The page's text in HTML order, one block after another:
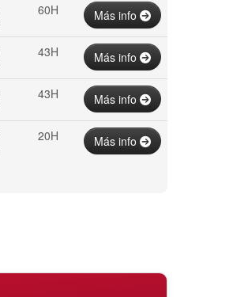
60H Más info
43H Más info
43H Más info
20H Más info